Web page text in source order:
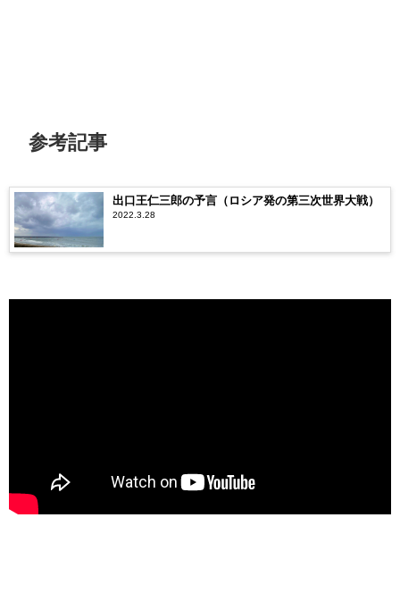
参考記事
出口王仁三郎の予言（ロシア発の第三次世界大戦）
2022.3.28